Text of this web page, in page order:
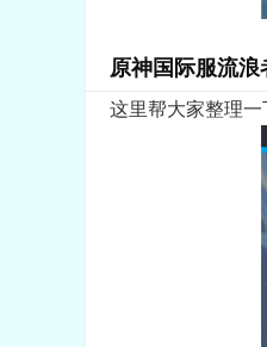
原神国际服流
这里帮大家整理一